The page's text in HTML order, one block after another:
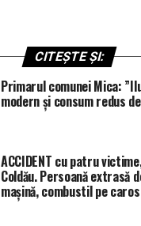
CITEȘTE ȘI:
Primarul comunei Mica:
modern și consum redus
ACCIDENT cu patru
Coldău. Persoană extrasă
mașină, combustil pe